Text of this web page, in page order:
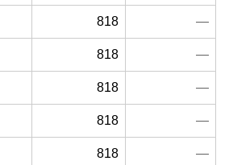
818 —
818 —
818 —
818 —
818 —